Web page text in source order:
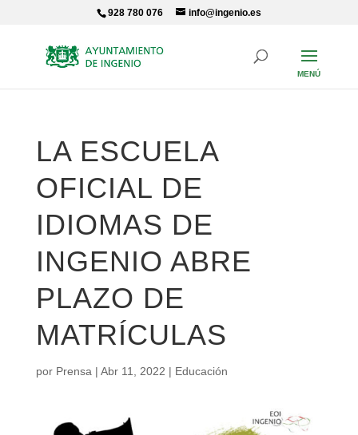
928 780 076 info@ingenio.es
LA ESCUELA
OFICIAL DE
IDIOMAS DE
INGENIO ABRE
PLAZO DE
MATRÍCULAS
por Prensa | Abr 11, 2022 | Educación